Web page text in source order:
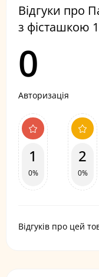
Відгуки про
з фісташкою
0
Авторизація
1
0%
2
0%
Відгуків про цей